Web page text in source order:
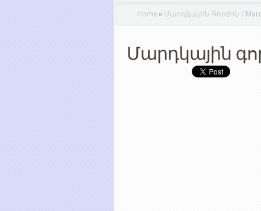
Home » Մարդկային Գործոն /
Մարդկային